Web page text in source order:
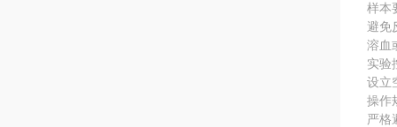
样本
避免
溶血
实验
设立
操作
严格